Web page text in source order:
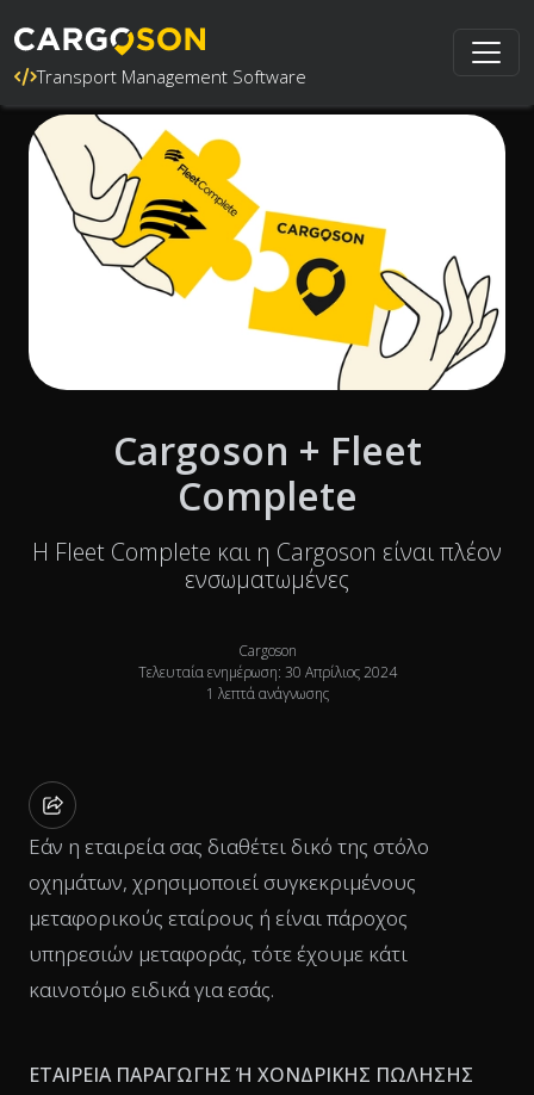
Transport Management Software
Cargoson + Fleet
Complete
Η Fleet Complete και η Cargoson είναι πλέον
ενσωματωμένες
Cargoson
Τελευταία ενημέρωση: 30 Απρίλιος 2024
1 λεπτά ανάγνωσης
Εάν η εταιρεία σας διαθέτει δικό της στόλο
οχημάτων, χρησιμοποιεί συγκεκριμένους
μεταφορικούς εταίρους ή είναι πάροχος
υπηρεσιών μεταφοράς, τότε έχουμε κάτι
καινοτόμο ειδικά για εσάς.
ΕΤΑΙΡΕΙΑ ΠΑΡΑΓΩΓΗΣ Ή ΧΟΝΔΡΙΚΗΣ ΠΩΛΗΣΗΣ